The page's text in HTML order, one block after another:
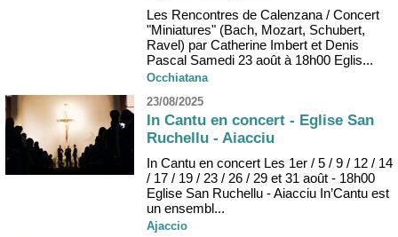
Les Rencontres de Calenzana / Concert
"Miniatures" (Bach, Mozart, Schubert,
Ravel) par Catherine Imbert et Denis
Pascal Samedi 23 août à 18h00 Eglis...
Occhiatana
23/08/2025
In Cantu en concert - Eglise San
Ruchellu - Aiacciu
In Cantu en concert Les 1er / 5 / 9 / 12 / 14
/ 17 / 19 / 23 / 26 / 29 et 31 août - 18h00
Eglise San Ruchellu - Aiacciu In’Cantu est
un ensembl...
Ajaccio